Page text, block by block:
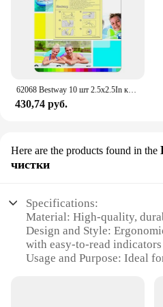
430,74 руб.
Here are the products found in the
чистки
Specifications:
Material: High-quality,
Design and Style:
with easy-to-read indicators
Usage and Purpose: Ideal
Performance and Property: